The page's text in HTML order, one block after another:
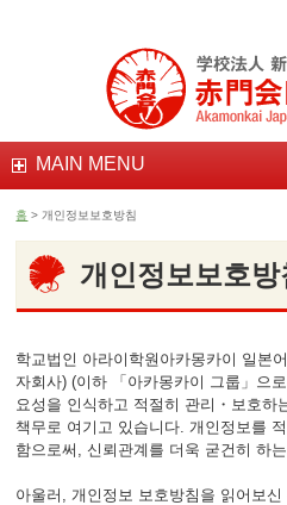
MAIN MENU
홈 > 개인정보보호방침
개인정보보호방
학교법인 아라이학원아카몽카이 일본
자회사) (이하 「아카몽카이 그룹」으
요성을 인식하고 적절히 관리・보호하
책무로 여기고 있습니다. 개인정보를
함으로써, 신뢰관계를 더욱 굳건히 하
아울러, 개인정보 보호방침을 읽어보